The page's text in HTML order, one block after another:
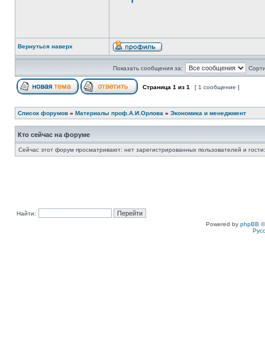
Вернуться наверх
Показать сообщения за:
Страница 1 из 1 [ 1 сообщение ]
Список форумов » Материалы проф.А.И.Орлова » Экономика и менеджмент
Кто сейчас на форуме
Сейчас этот форум просматривают: нет зарегистрированных пользователей и
Найти:
Powered by phpBB